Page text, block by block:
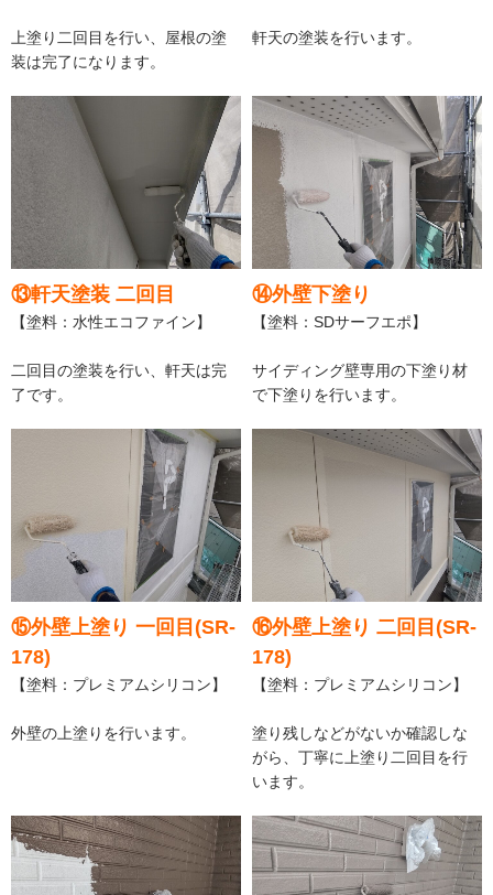
上塗り二回目を行い、屋根の塗
装は完了になります。
軒天の塗装を行います。
⑬軒天塗装 二回目
【塗料：水性エコファイン】
二回目の塗装を行い、軒天は完
了です。
⑭外壁下塗り
【塗料：SDサーフエポ】
サイディング壁専用の下塗り材
で下塗りを行います。
⑮外壁上塗り 一回目(SR-
178)
【塗料：プレミアムシリコン】
外壁の上塗りを行います。
⑯外壁上塗り 二回目(SR-
178)
【塗料：プレミアムシリコン】
塗り残しなどがないか確認しな
がら、丁寧に上塗り二回目を行
います。